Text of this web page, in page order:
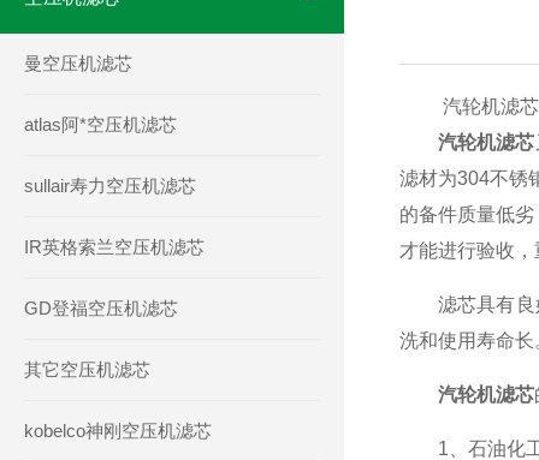
曼空压机滤芯
atlas阿*空压机滤芯
sullair寿力空压机滤芯
IR英格索兰空压机滤芯
GD登福空压机滤芯
其它空压机滤芯
kobelco神刚空压机滤芯
汽轮机滤芯
汽轮机滤芯
滤材为304不锈
的备件质量低
才能进行验收
滤芯具有良好
洗和使用寿命
汽轮机滤芯
1、石油化工